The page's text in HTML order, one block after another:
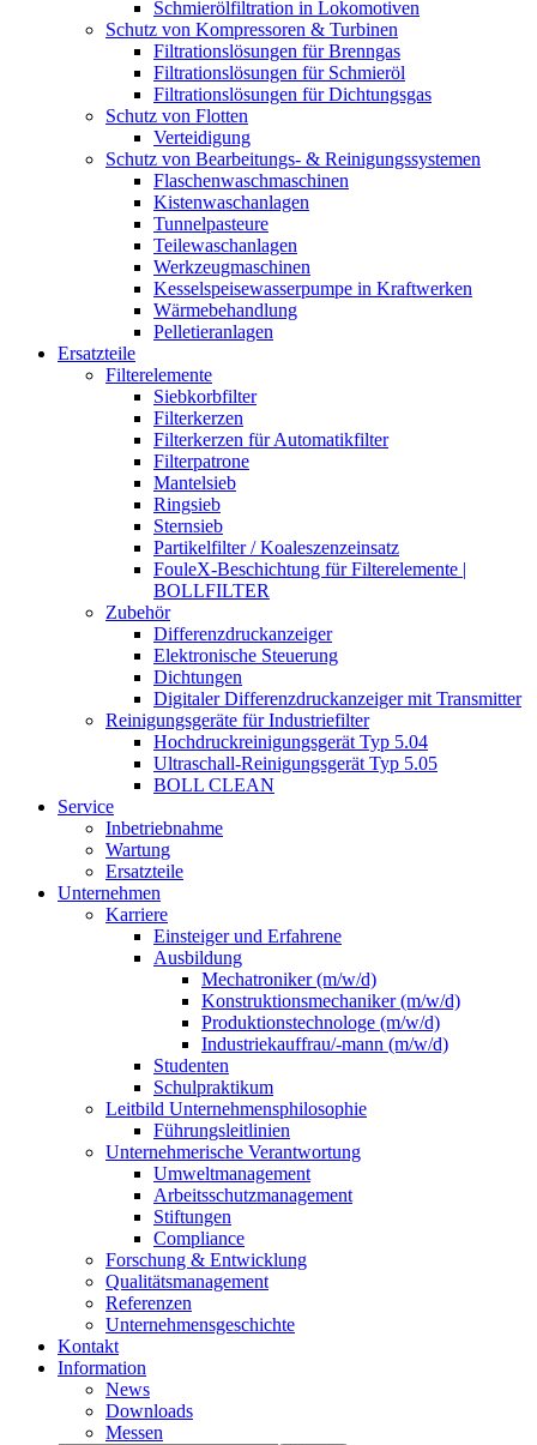
Schmierölfiltration in Lokomotiven
Schutz von Kompressoren & Turbinen
Filtrationslösungen für Brenngas
Filtrationslösungen für Schmieröl
Filtrationslösungen für Dichtungsgas
Schutz von Flotten
Verteidigung
Schutz von Bearbeitungs- & Reinigungssystemen
Flaschenwaschmaschinen
Kistenwaschanlagen
Tunnelpasteure
Teilewaschanlagen
Werkzeugmaschinen
Kesselspeisewasserpumpe in Kraftwerken
Wärmebehandlung
Pelletieranlagen
Ersatzteile
Filterelemente
Siebkorbfilter
Filterkerzen
Filterkerzen für Automatikfilter
Filterpatrone
Mantelsieb
Ringsieb
Sternsieb
Partikelfilter / Koaleszenzeinsatz
FouleX-Beschichtung für Filterelemente |
BOLLFILTER
Zubehör
Differenzdruckanzeiger
Elektronische Steuerung
Dichtungen
Digitaler Differenzdruckanzeiger mit Transmitter
Reinigungsgeräte für Industriefilter
Hochdruckreinigungsgerät Typ 5.04
Ultraschall-Reinigungsgerät Typ 5.05
BOLL CLEAN
Service
Inbetriebnahme
Wartung
Ersatzteile
Unternehmen
Karriere
Einsteiger und Erfahrene
Ausbildung
Mechatroniker (m/w/d)
Konstruktionsmechaniker (m/w/d)
Produktionstechnologe (m/w/d)
Industriekauffrau/-mann (m/w/d)
Studenten
Schulpraktikum
Leitbild Unternehmensphilosophie
Führungsleitlinien
Unternehmerische Verantwortung
Umweltmanagement
Arbeitsschutzmanagement
Stiftungen
Compliance
Forschung & Entwicklung
Qualitätsmanagement
Referenzen
Unternehmensgeschichte
Kontakt
Information
News
Downloads
Messen